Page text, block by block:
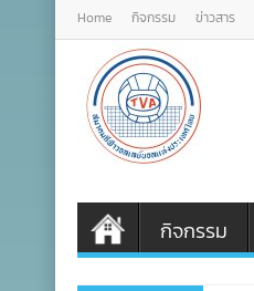
Home กิจกรรม ข่าวสาร
กิจกรรม